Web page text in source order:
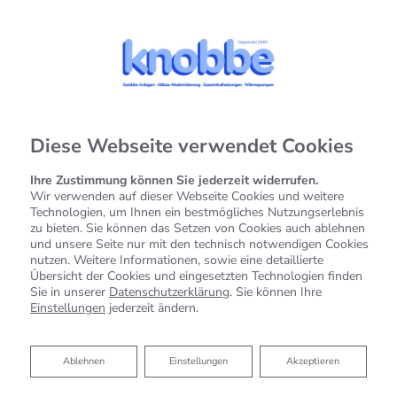
Diese Webseite verwendet Cookies
Ihre Zustimmung können Sie jederzeit widerrufen.
Wir verwenden auf dieser Webseite Cookies und weitere
Technologien, um Ihnen ein bestmögliches Nutzungserlebnis
zu bieten. Sie können das Setzen von Cookies auch ablehnen
und unsere Seite nur mit den technisch notwendigen Cookies
nutzen. Weitere Informationen, sowie eine detaillierte
Übersicht der Cookies und eingesetzten Technologien finden
Sie in unserer Datenschutzerklärung. Sie können Ihre
Einstellungen jederzeit ändern.
Akzeptieren
Einstellungen
Ablehnen
Ablehnen